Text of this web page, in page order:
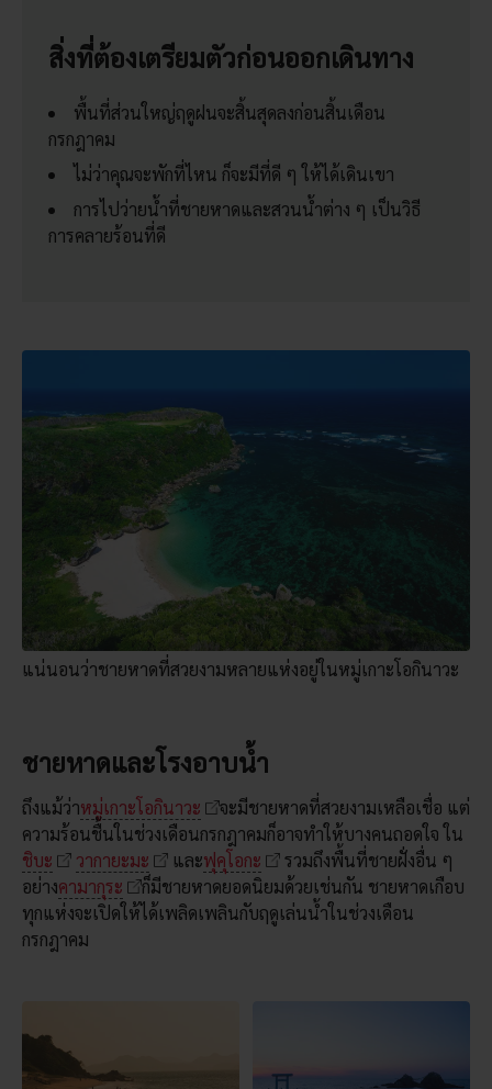
สิ่งที่ต้องเตรียมตัวก่อนออกเดินทาง
พื้นที่ส่วนใหญ่ฤดูฝนจะสิ้นสุดลงก่อนสิ้นเดือน
กรกฎาคม
ไม่ว่าคุณจะพักที่ไหน ก็จะมีที่ดี ๆ ให้ได้เดินเขา
การไปว่ายน้ำที่ชายหาดและสวนน้ำต่าง ๆ เป็นวิธี
การคลายร้อนที่ดี
แน่นอนว่าชายหาดที่สวยงามหลายแห่งอยู่ในหมู่เกาะโอกินาวะ
ชายหาดและโรงอาบน้ำ
ถึงแม้ว่าหมู่เกาะโอกินาวะ
จะมีชายหาดที่สวยงามเหลือเชื่อ แต่
ความร้อนชื้นในช่วงเดือนกรกฎาคมก็อาจทำให้บางคนถอดใจ ใน
ชิบะ
วากายะมะ และฟุคุโอกะ
รวมถึงพื้นที่ชายฝั่งอื่น ๆ
อย่างคามากุระ
ก็มีชายหาดยอดนิยมด้วยเช่นกัน ชายหาดเกือบ
ทุกแห่งจะเปิดให้ได้เพลิดเพลินกับฤดูเล่นน้ำในช่วงเดือน
กรกฎาคม